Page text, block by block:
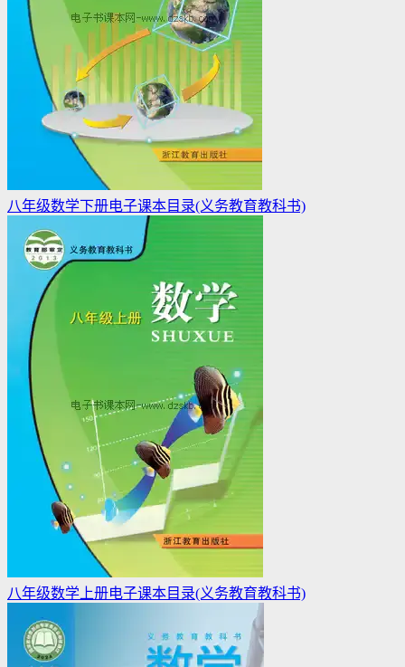
八年级数学下册电子课本目录(义务教育教科书)
八年级数学上册电子课本目录(义务教育教科书)